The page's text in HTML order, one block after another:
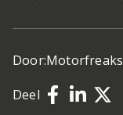
Door:Motorfreaks
Deel